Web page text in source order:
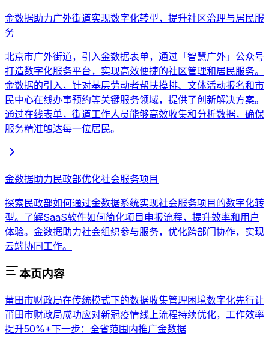
金数据助力广外街道实现数字化转型，提升社区治理与居民服
务
北京市广外街道，引入金数据表单，通过「智慧广外」公众号
打造数字化服务平台，实现高效便捷的社区管理和居民服务。
金数据的引入，针对基层劳动者帮扶摸排、文体活动报名和市
民中心在线办事预约等关键服务领域，提供了创新解决方案。
通过在线表单，街道工作人员能够高效收集和分析数据，确保
服务精准触达每一位居民。
金数据助力民政部优化社会服务项目
探索民政部如何通过金数据系统实现社会服务项目的数字化转
型。了解SaaS软件如何简化项目申报流程，提升效率和用户
体验。金数据助力社会组织参与服务，优化跨部门协作，实现
云端协同工作。
本页内容
莆田市财政局在传统模式下的数据收集管理困境数字化先行让
莆田市财政局成功应对新冠疫情线上流程持续优化，工作效率
提升50%+下一步：全省范围内推广金数据